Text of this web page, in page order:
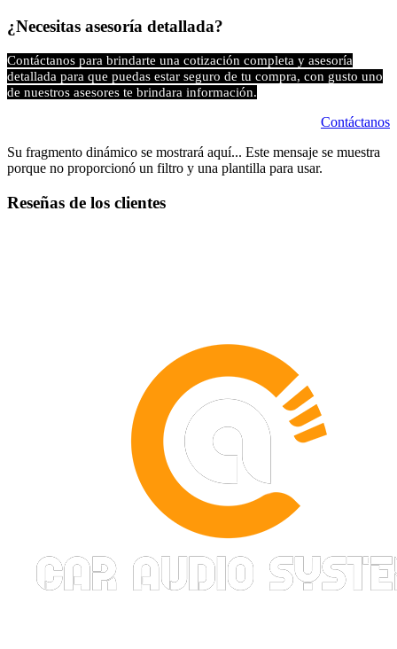
¿Necesitas asesoría detallada?
Contáctanos para brindarte una cotización completa y asesoría
detallada para que puedas estar seguro de tu compra, con gusto uno
de nuestros asesores te brindara información.
Contáctanos
Su fragmento dinámico se mostrará aquí... Este mensaje se muestra
porque no proporcionó un filtro y una plantilla para usar.
Reseñas de los clientes